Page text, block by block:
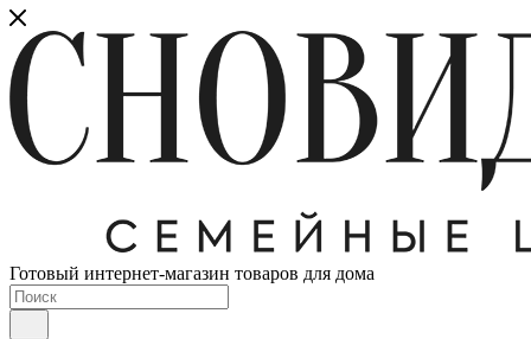
Готовый интернет-магазин товаров для дома